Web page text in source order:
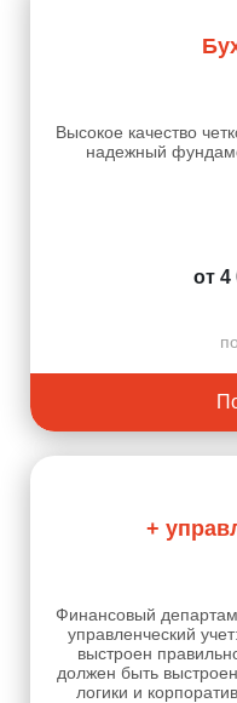
Высокое качество
надежный
от 4
+
Финансовый
управленческий
выстроен
должен быть
логики и